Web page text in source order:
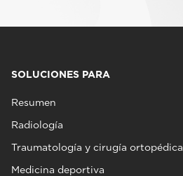
SOLUCIONES PARA
Resumen
Radiología
Traumatología y cirugía ortopédica
Medicina deportiva